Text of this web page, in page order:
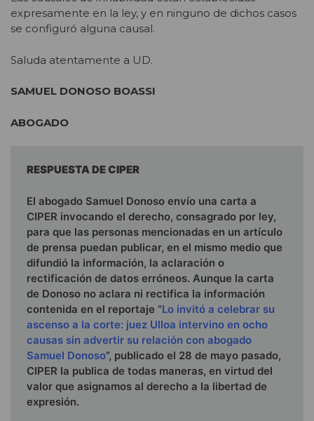
expresamente en la ley, y en ninguno de dichos casos
se configuró alguna causal.
Saluda atentamente a UD.
SAMUEL DONOSO BOASSI
ABOGADO
RESPUESTA DE CIPER
El abogado Samuel Donoso envío una carta a
CIPER invocando el derecho, consagrado por ley,
para que las personas mencionadas en un artículo
de prensa puedan publicar, en el mismo medio que
difundió la información, la aclaración o
rectificación de datos erróneos. Aunque la carta
de Donoso no aclara ni rectifica la información
contenida en el reportaje “Lo invitó a celebrar su
ascenso a la corte: juez Ulloa intervino en ocho
causas sin advertir su relación con abogado
Samuel Donoso”, publicado el 28 de mayo pasado,
CIPER la publica de todas maneras, en virtud del
valor que asignamos al derecho a la libertad de
expresión.